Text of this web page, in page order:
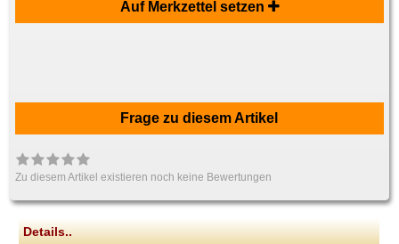
Auf Merkzettel setzen
Frage zu diesem Artikel
Zu diesem Artikel existieren noch keine Bewertungen
Details..